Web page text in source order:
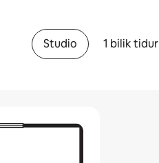
Studio 1 bilik tidur